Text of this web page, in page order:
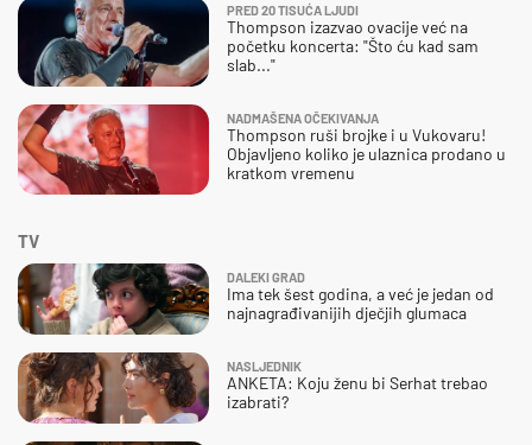
PRED 20 TISUĆA LJUDI
Thompson izazvao ovacije već na
početku koncerta: "Što ću kad sam
slab..."
NADMAŠENA OČEKIVANJA
Thompson ruši brojke i u Vukovaru!
Objavljeno koliko je ulaznica prodano u
kratkom vremenu
TV
DALEKI GRAD
Ima tek šest godina, a već je jedan od
najnagrađivanijih dječjih glumaca
NASLJEDNIK
ANKETA: Koju ženu bi Serhat trebao
izabrati?